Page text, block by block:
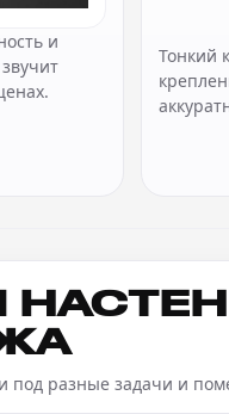
и
Тонкий
под разные задачи и